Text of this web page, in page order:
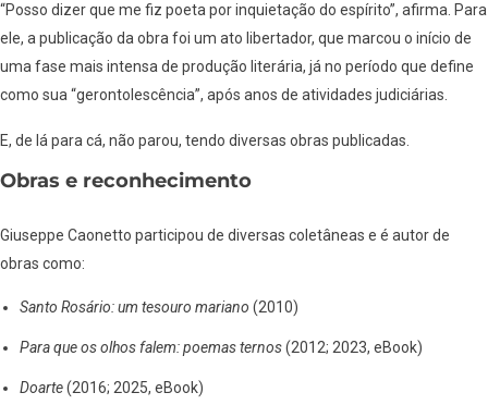
“Posso dizer que me fiz poeta por inquietação do espírito”, afirma. Para
ele, a publicação da obra foi um ato libertador, que marcou o início de
uma fase mais intensa de produção literária, já no período que define
como sua “gerontolescência”, após anos de atividades judiciárias.
E, de lá para cá, não parou, tendo diversas obras publicadas.
Obras e reconhecimento
Giuseppe Caonetto participou de diversas coletâneas e é autor de
obras como:
Santo Rosário: um tesouro mariano (2010)
Para que os olhos falem: poemas ternos(2012; 2023, eBook)
Doarte(2016; 2025, eBook)